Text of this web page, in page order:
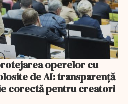
operelor cu
de AI: transparență
corectă pentru creatori